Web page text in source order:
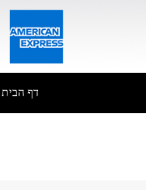
דף הבית